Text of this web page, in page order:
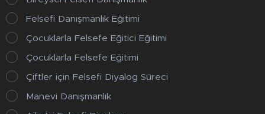
Felsefi Danışmanlık Eğitimi
Çocuklarla Felsefe Eğitici Eğitimi
Çocuklarla Felsefe Eğitimi
Çiftler için Felsefi Diyalog Süreci
Manevi Danışmanlık